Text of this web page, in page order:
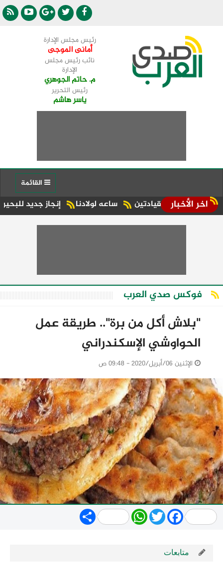
رئيس مجلس الإدارة
أمانى الموجى
نائب رئيس مجلس
الإدارة
م. حاتم الجوهري
رئيس التحرير
ياسر هاشم
اخر الأخبار إنجاز جديد للبحيرة.. شبراخيت وبدر ضمن أفضل 10 وحدات محلية على ساعه لولادنا القيادتين
فوكس صدي العرب
"بلاش أكل من برة".. طريقة عمل
الحواوشي الإسكندراني
الإثنين 06/أبريل/2020 - 09:48 ص
Share WhatsApp
TwitterFacebook
متابعات